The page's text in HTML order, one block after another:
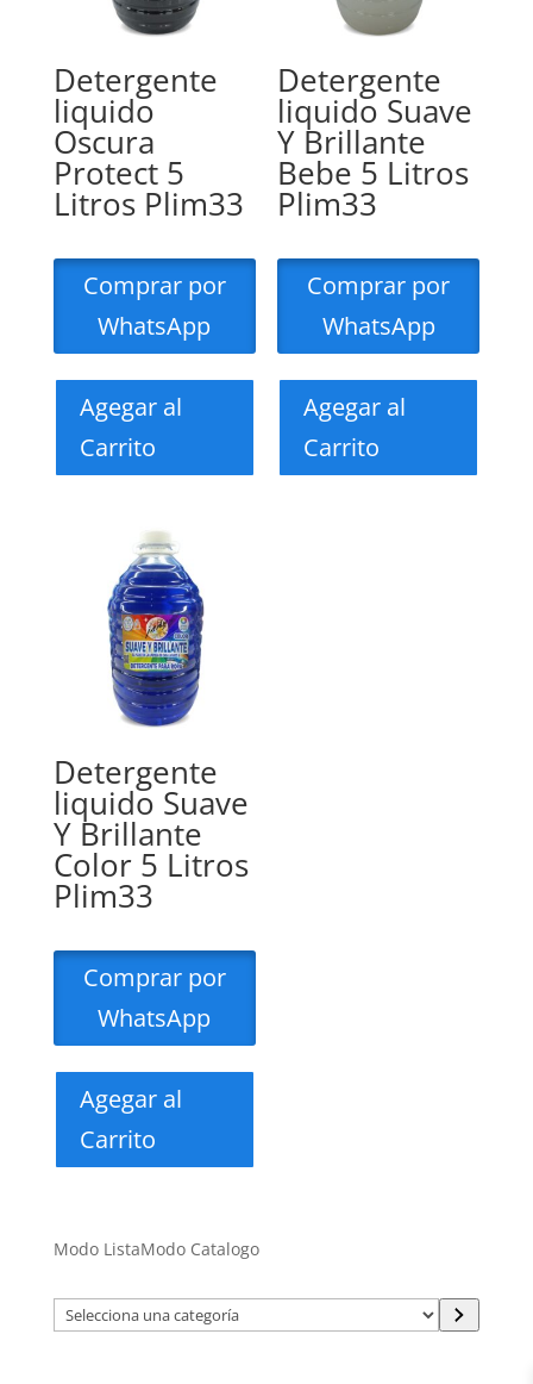
Detergente
liquido
Oscura
Protect 5
Litros Plim33
Comprar por
WhatsApp
Agegar al
Carrito
Detergente
liquido Suave
Y Brillante
Bebe 5 Litros
Plim33
Comprar por
WhatsApp
Agegar al
Carrito
Detergente
liquido Suave
Y Brillante
Color 5 Litros
Plim33
Comprar por
WhatsApp
Agegar al
Carrito
Modo ListaModo Catalogo
Selecciona
una